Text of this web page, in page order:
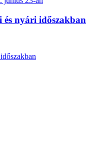
és nyári időszakban